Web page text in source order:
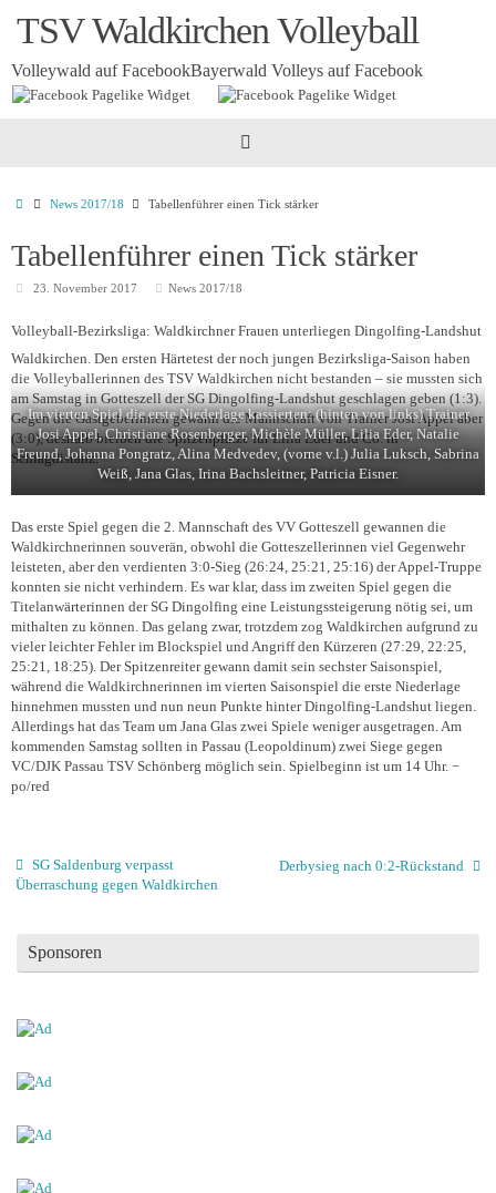
InhaltTSV Waldkirchen Volleyball
Volleywald auf FacebookBayerwald Volleys auf Facebook
Startseite
News 2017/18 Tabellenführer einen Tick stärker
Tabellenführer einen Tick stärker
23. November 2017 News 2017/18
Volleyball-Bezirksliga: Waldkirchner Frauen unterliegen Dingolfing-Landshut
Waldkirchen. Den ersten Härtetest der noch jungen Bezirksliga-Saison haben
die Volleyballerinnen des TSV Waldkirchen nicht bestanden – sie mussten sich
am Samstag in Gotteszell der SG Dingolfing-Landshut geschlagen geben (1:3).
Gegen die Gastgeberinnen gewann die Mannschaft von Trainer Josi Appel aber
(3:0), deshalb bleiben die Spitzenplätze für Lilia Eder und Co. in
Schlagdistanz.
Im vierten Spiel die erste Niederlage kassierten: (hinten von links) Trainer
Josi Appel, Christiane Rosenberger, Michèle Müller, Lilia Eder, Natalie
Freund, Johanna Pongratz, Alina Medvedev, (vorne v.l.) Julia Luksch, Sabrina
Weiß, Jana Glas, Irina Bachsleitner, Patricia Eisner.
Das erste Spiel gegen die 2. Mannschaft des VV Gotteszell gewannen die
Waldkirchnerinnen souverän, obwohl die Gotteszellerinnen viel Gegenwehr
leisteten, aber den verdienten 3:0-Sieg (26:24, 25:21, 25:16) der Appel-Truppe
konnten sie nicht verhindern. Es war klar, dass im zweiten Spiel gegen die
Titelanwärterinnen der SG Dingolfing eine Leistungssteigerung nötig sei, um
mithalten zu können. Das gelang zwar, trotzdem zog Waldkirchen aufgrund zu
vieler leichter Fehler im Blockspiel und Angriff den Kürzeren (27:29, 22:25,
25:21, 18:25). Der Spitzenreiter gewann damit sein sechster Saisonspiel,
während die Waldkirchnerinnen im vierten Saisonspiel die erste Niederlage
hinnehmen mussten und nun neun Punkte hinter Dingolfing-Landshut liegen.
Allerdings hat das Team um Jana Glas zwei Spiele weniger ausgetragen. Am
kommenden Samstag sollten in Passau (Leopoldinum) zwei Siege gegen
VC/DJK Passau TSV Schönberg möglich sein. Spielbeginn ist um 14 Uhr. −
po/red
SG Saldenburg verpasst
Überraschung gegen Waldkirchen
Derbysieg nach 0:2-Rückstand
Sponsoren